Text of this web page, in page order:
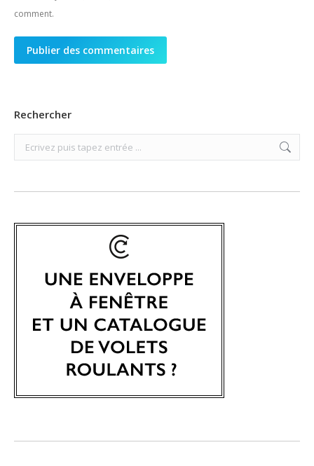
comment.
Publier des commentaires
Rechercher
Search: